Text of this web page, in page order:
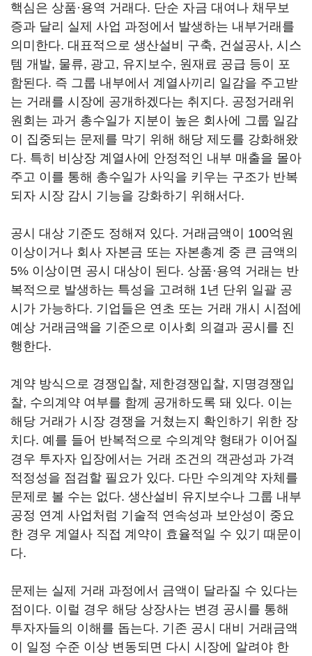
핵심은 상품·용역 거래다. 단순 자금 대여나 채무보
증과 달리 실제 사업 과정에서 발생하는 내부거래를
의미한다. 대표적으로 생산설비 구축, 건설공사, 시스
템 개발, 물류, 광고, 유지보수, 원재료 공급 등이 포
함된다. 즉 그룹 내부에서 계열사끼리 일감을 주고받
는 거래를 시장에 공개하겠다는 취지다. 공정거래위
원회는 과거 총수일가 지분이 높은 회사에 그룹 일감
이 집중되는 문제를 막기 위해 해당 제도를 강화해왔
다. 특히 비상장 계열사에 안정적인 내부 매출을 몰아
주고 이를 통해 총수일가 사익을 키우는 구조가 반복
되자 시장 감시 기능을 강화하기 위해서다.
공시 대상 기준도 정해져 있다. 거래금액이 100억원
이상이거나 회사 자본금 또는 자본총계 중 큰 금액의
5% 이상이면 공시 대상이 된다. 상품·용역 거래는 반
복적으로 발생하는 특성을 고려해 1년 단위 일괄 공
시가 가능하다. 기업들은 연초 또는 거래 개시 시점에
예상 거래금액을 기준으로 이사회 의결과 공시를 진
행한다.
계약 방식으로 경쟁입찰, 제한경쟁입찰, 지명경쟁입
찰, 수의계약 여부를 함께 공개하도록 돼 있다. 이는
해당 거래가 시장 경쟁을 거쳤는지 확인하기 위한 장
치다. 예를 들어 반복적으로 수의계약 형태가 이어질
경우 투자자 입장에서는 거래 조건의 객관성과 가격
적정성을 점검할 필요가 있다. 다만 수의계약 자체를
문제로 볼 수는 없다. 생산설비 유지보수나 그룹 내부
공정 연계 사업처럼 기술적 연속성과 보안성이 중요
한 경우 계열사 직접 계약이 효율적일 수 있기 때문이
다.
문제는 실제 거래 과정에서 금액이 달라질 수 있다는
점이다. 이럴 경우 해당 상장사는 변경 공시를 통해
투자자들의 이해를 돕는다. 기존 공시 대비 거래금액
이 일정 수준 이상 변동되면 다시 시장에 알려야 한